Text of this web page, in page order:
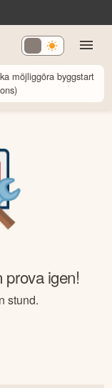
möjliggöra byggstart
prova igen!
stund.